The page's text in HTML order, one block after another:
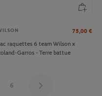
75,00 €
raquettes 6 team Wilson x
Garros - Terre battue
6